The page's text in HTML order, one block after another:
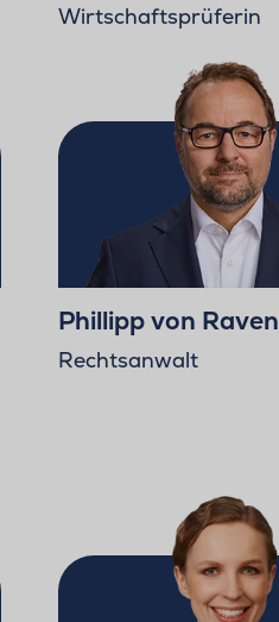
Wirtschaftsprüferin
Phillipp von Raven
Rechtsanwalt